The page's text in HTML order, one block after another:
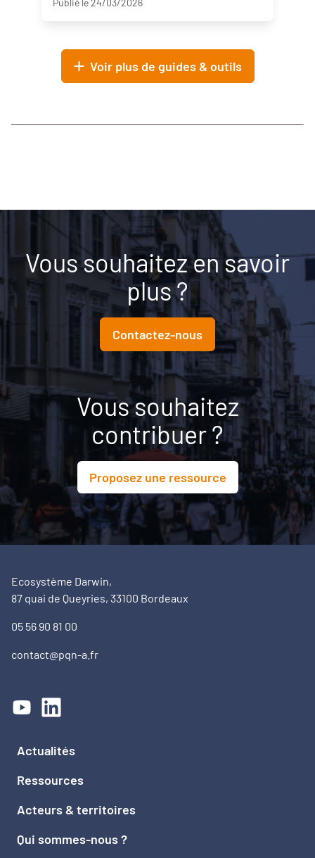
Publié le 24/03/2026
Voir plus de guides & outils
Vous souhaitez en savoir
plus ?
Contactez-nous
Vous souhaitez
contribuer ?
Proposez une ressource
Ecosystème Darwin,
87 quai de Queyries, 33100 Bordeaux
05 56 90 81 00
contact@pqn-a.fr
Actualités
Ressources
Acteurs & territoires
Qui sommes-nous ?